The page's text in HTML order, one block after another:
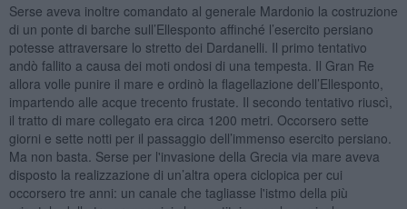
Serse aveva inoltre comandato al generale Mardonio la costruzione
di un ponte di barche sull’Ellesponto affinché l’esercito persiano
potesse attraversare lo stretto dei Dardanelli. Il primo tentativo
andò fallito a causa dei moti ondosi di una tempesta. Il Gran Re
allora volle punire il mare e ordinò la flagellazione dell’Ellesponto,
impartendo alle acque trecento frustate. Il secondo tentativo riuscì,
il tratto di mare collegato era circa 1200 metri. Occorsero sette
giorni e sette notti per il passaggio dell’immenso esercito persiano.
Ma non basta. Serse per l'invasione della Grecia via mare aveva
disposto la realizzazione di un’altra opera ciclopica per cui
occorsero tre anni: un canale che tagliasse l'istmo della più